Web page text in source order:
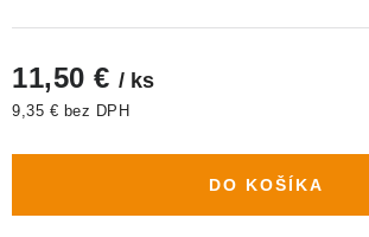
11,50 € / ks
9,35 € bez DPH
DO KOŠÍKA